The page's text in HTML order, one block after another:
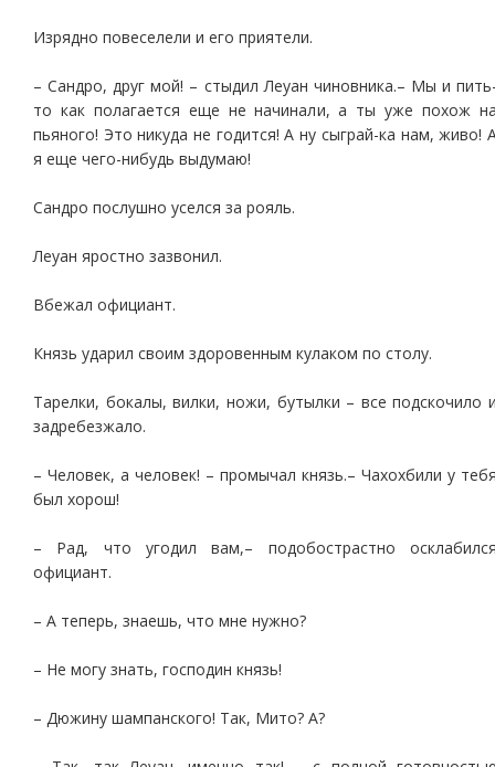
Изрядно повеселели и его приятели.
– Сандро, друг мой! – стыдил Леуан чиновника.– Мы и
то как полагается еще не начинали, а ты уже похож
пьяного! Это никуда не годится! А ну сыграй-ка нам, живо!
я еще чего-нибудь выдумаю!
Сандро послушно уселся за рояль.
Леуан яростно зазвонил.
Вбежал официант.
Князь ударил своим здоровенным кулаком по столу.
Тарелки, бокалы, вилки, ножи, бутылки – все подскочило
задребезжало.
– Человек, а человек! – промычал князь.– Чахохбили у
был хорош!
– Рад, что угодил вам,– подобострастно
официант.
– А теперь, знаешь, что мне нужно?
– Не могу знать, господин князь!
– Дюжину шампанского! Так, Мито? А?